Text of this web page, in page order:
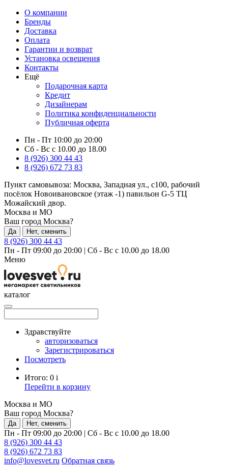
О компании
Бренды
Доставка
Оплата
Гарантии и возврат
Установка освещения
Контакты
Ещё
Подарочная карта
Кредит
Дизайнерам
Политика конфиденциальности
Публичная оферта
Пн - Пт 10:00 до 20:00
Сб - Вс с 10.00 до 18.00
8 (926) 300 44 43
8 (926) 672 73 83
Пункт самовывоза: Москва, Западная ул., с100, рабочий
посёлок Новоивановское (этаж -1) павильон G-5 ТЦ
Можайский двор.
Москва и МО
Ваш город Москва?
Да Нет, сменить
8 (926) 300 44 43
Пн - Пт 09:00 до 20:00 | Сб - Вс с 10.00 до 18.00
Меню
каталог
Здравствуйте
авторизоваться
Зарегистрироваться
Посмотреть
Итого: 0 i
Перейти в корзину
Москва и МО
Ваш город Москва?
Да Нет, сменить
Пн - Пт 09:00 до 20:00 | Сб - Вс с 10.00 до 18.00
8 (926) 300 44 43
8 (926) 672 73 83
info@lovesvet.ru Обратная связь